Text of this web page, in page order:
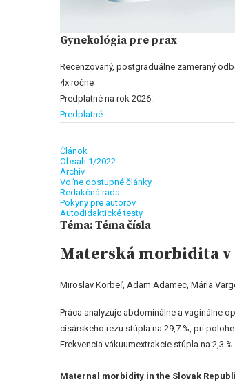
Gynekológia pre prax
Recenzovaný, postgraduálne zameraný
4x ročne
Predplatné na rok 2026:
Predplatné
Článok
Obsah 1/2022
Archív
Voľne dostupné články
Redakčná rada
Pokyny pre autorov
Autodidaktické testy
Téma: Téma čísla
Materská morbidita v
Miroslav Korbeľ, Adam Adamec, Mária
Práca analyzuje abdominálne a vaginálne
cisárskeho rezu stúpla na 29,7 %, pri
Frekvencia vákuumextrakcie stúpla na 2,3
Maternal morbidity in the Slovak